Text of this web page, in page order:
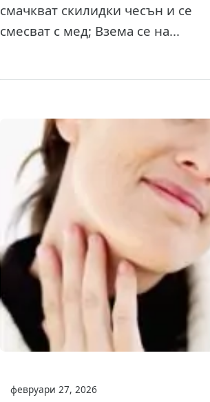
смачкват скилидки чесън и се
смесват с мед; Взема се на...
февруари 27, 2026